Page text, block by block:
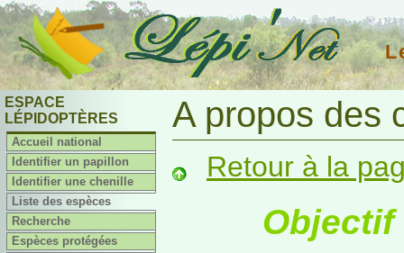
ESPACE
LÉPIDOPTÈRES
Accueil national
Identifier un papillon
Identifier une chenille
Liste des espèces
Recherche
Espèces protégées
A propos des
Retour à la
Objectif